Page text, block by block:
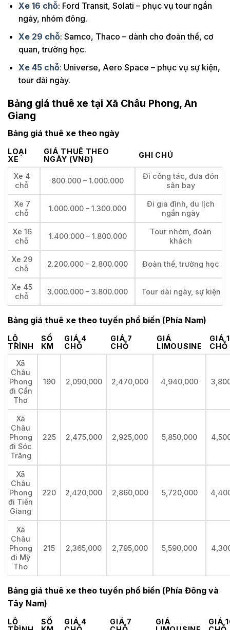
Xe 16 chỗ: Ford Transit, Solati – phục vụ tour ngắn
ngày, nhóm đông.
Xe 29 chỗ: Samco, Thaco – dành cho đoàn thể, cơ
quan, trường học.
Xe 45 chỗ: Universe, Aero Space – phục vụ sự kiện,
tour dài ngày.
Bảng giá thuê xe tại Xã Châu Phong, An
Giang
Bảng giá thuê xe theo ngày
LOẠI
XE
GIÁ THUÊ THEO
NGÀY (VNĐ)
GHI CHÚ
Xe 4
chỗ
800.000 – 1.000.000
Đi công tác, đưa đón
sân bay
Xe 7
chỗ
1.000.000 – 1.300.000
Đi gia đình, du lịch
ngắn ngày
Xe 16
chỗ
1.400.000 – 1.800.000
Tour nhóm, đoàn
khách
Xe 29
chỗ
2.200.000 – 2.800.000 Đoàn thể, trường học
Xe 45
chỗ
3.000.000 – 3.800.000 Tour dài ngày, sự kiện
Bảng giá thuê xe theo tuyến phổ biến (Phía Nam)
LỘ
TRÌNH
SỐ
KM
GIÁ 4
CHỖ
GIÁ 7
CHỖ
GIÁ
LIMOUSINE
GIÁ
CHỖ
Xã
Châu
Phong
đi Cần
Thơ
190 2,090,000 2,470,000 4,940,000
Xã
Châu
Phong
đi Sóc
Trăng
225 2,475,000 2,925,000 5,850,000
Xã
Châu
Phong
đi Tiền
Giang
220 2,420,000 2,860,000 5,720,000
Xã
Châu
Phong
đi Mỹ
Tho
215 2,365,000 2,795,000 5,590,000
Bảng giá thuê xe theo tuyến phổ biến (Phía Đông và
Tây Nam)
LỘ
SỐ
GIÁ 4
GIÁ 7
GIÁ
GIÁ